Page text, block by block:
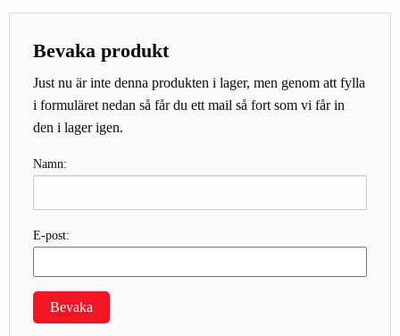
Bevaka produkt
Just nu är inte denna produkten i lager, men genom att fylla
i formuläret nedan så får du ett mail så fort som vi får in
den i lager igen.
Namn:
E-post:
Bevaka